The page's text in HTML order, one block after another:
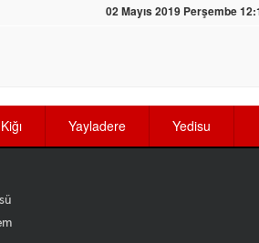
02 Mayıs 2019 Perşembe
Kiğı Yayladere Yedisu